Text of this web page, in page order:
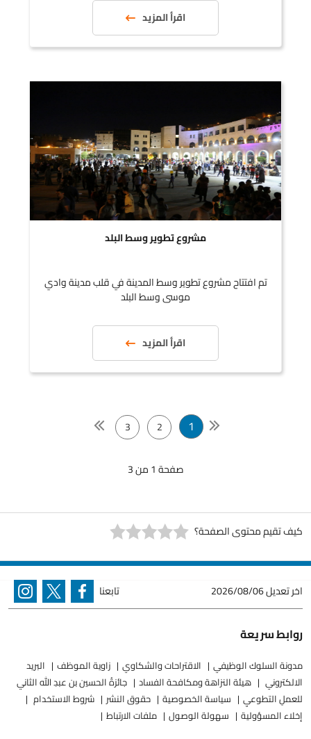
اقرأ المزيد
مشروع تطوير وسط البلد
تم افتتاح مشروع تطوير وسط المدينة في قلب مدينة وادي
موسى وسط البلد
اقرأ المزيد
1
2
3
صفحة 1 من 3
كيف تقيم محتوى الصفحة؟
اخر تعديل2026/08/06 تابعنا
روابط سريعة
مدونة السلوك الوظيفي الاقتراحات والشكاوي زاوية الموظف
البريد
الالكتروني
هيئة النزاهة ومكافحة الفساد
جائزةُ الحسين بن عبدِ الله الثاني
للعملِ التطوعيِ
سياسة الخصوصية حقوق النشر
شروط الاستخدام
إخلاء المسؤولية
سهولة الوصول ملفات الارتباط